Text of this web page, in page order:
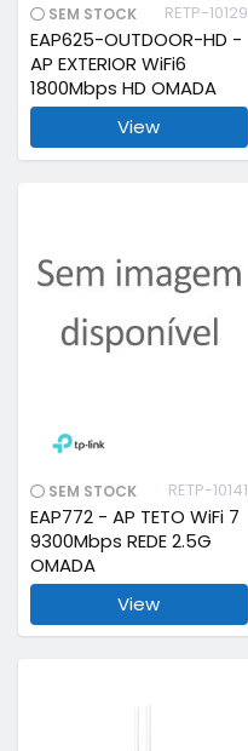
SEM STOCK RETP-10129
EAP625-OUTDOOR-HD -
AP EXTERIOR WiFi6
1800Mbps HD OMADA
View
SEM STOCK RETP-10141
EAP772 - AP TETO WiFi 7
9300Mbps REDE 2.5G
OMADA
View